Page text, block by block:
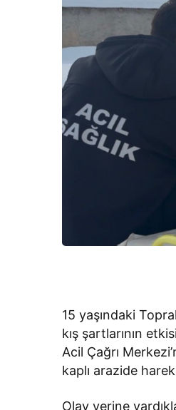
15 yaşındaki
kış şartlarının
Acil Çağrı
kaplı arazide
Olay yerine